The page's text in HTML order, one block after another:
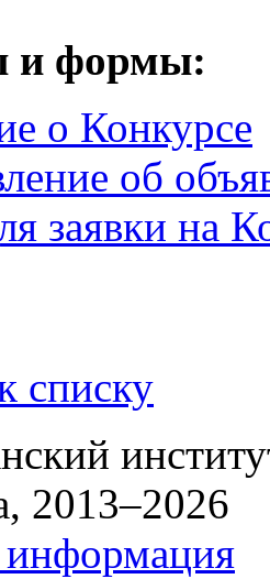
и формы:
о Конкурсе
об
заявки на
списку
2013–2026
информация